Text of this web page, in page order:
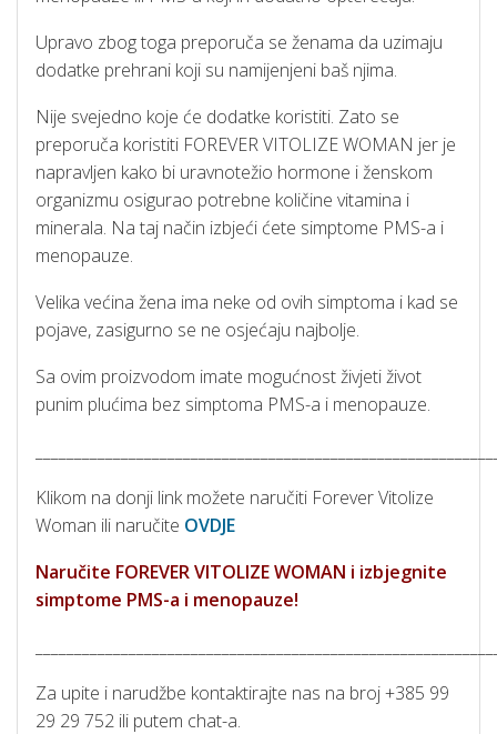
Upravo zbog toga preporuča se ženama da uzimaju
dodatke prehrani koji su namijenjeni baš njima.
Nije svejedno koje će dodatke koristiti. Zato se
preporuča koristiti FOREVER VITOLIZE WOMAN jer je
napravljen kako bi uravnotežio hormone i ženskom
organizmu osigurao potrebne količine vitamina i
minerala. Na taj način izbjeći ćete simptome PMS-a i
menopauze.
Velika većina žena ima neke od ovih simptoma i kad se
pojave, zasigurno se ne osjećaju najbolje.
Sa ovim proizvodom imate mogućnost živjeti život
punim plućima bez simptoma PMS-a i menopauze.
Klikom na donji link možete naručiti Forever Vitolize
Woman ili naručite OVDJE
Naručite FOREVER VITOLIZE WOMAN i izbjegnite
simptome PMS-a i menopauze!
Za upite i narudžbe kontaktirajte nas na broj +385 99
29 29 752 ili putem chat-a.